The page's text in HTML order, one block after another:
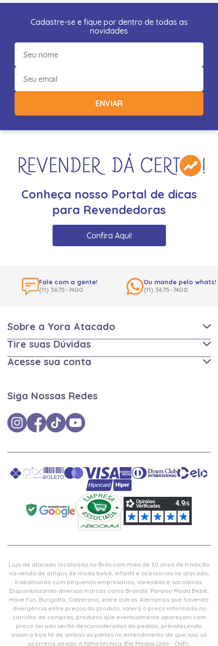
Cadastre-se e fique por dentro de todas as
novidades
ENVIAR
Conheça nosso Portal de dicas
para Revendedoras
Confira Aqui!
Fale com a gente!
(11) 3675-7400
Ou mande pelo whats!
(11) 3675-7400
Sobre a Yora Atacado
Tire suas Dúvidas
Acesse sua conta
Siga Nossas Redes
Loja de atacado localizada no Brás com mais de 30 anos de tradição
na venda de artigos de moda bebê, infantil e acessórios no atacado,
trabalhando com pequenos empresários, varejistas e sacoleiras.
Disponibilizando diversas marcas como Brandili, Paraíso Moda Bebê,
Have Fun, Burigotto, Galzerano, entre outras. Alertamos que havendo
divergência entre preços do produto, valerá o preço informado no
carrinho de compras, produtos que eventualmente apareçam com
preço zerado serão desconsiderados do pedido, prevalecendo
assim a boa fé de ambas as partes no entendimento de que isso só
ocorreria devido a falha técnica. BW Modas Ltda - CNPJ: